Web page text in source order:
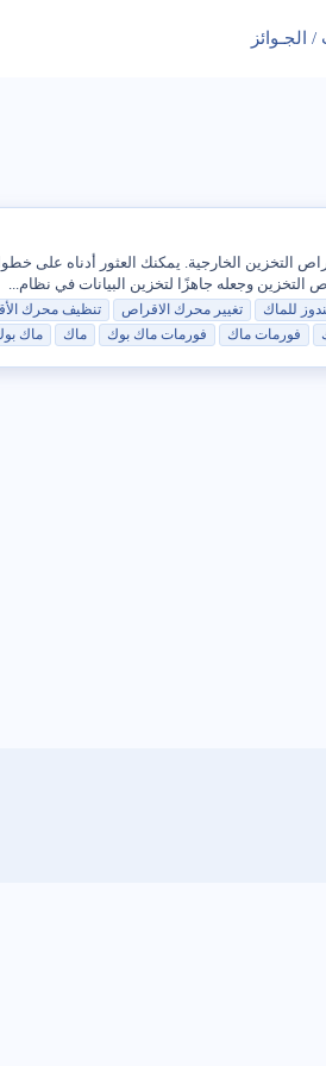
/ الجـوائز
وجعله جاهزًا لتخزين البيانات في نظام...
للماك تغيير محرك الاقراص تنظيف محرك
فورمات ماك فورمات ماك بوك ماك ماك